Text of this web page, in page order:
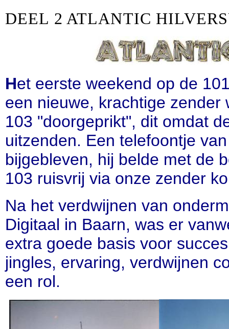
DEEL 2 ATLANTIC
Het eerste weekend op de
een nieuwe, krachtige
103 "doorgeprikt", dit omdat
uitzenden. Een telefoontje
bijgebleven, hij belde met de
103 ruisvrij via onze zender
Na het verdwijnen van
Digitaal in Baarn, was er
extra goede basis voor
jingles, ervaring, verdwijnen
een rol.